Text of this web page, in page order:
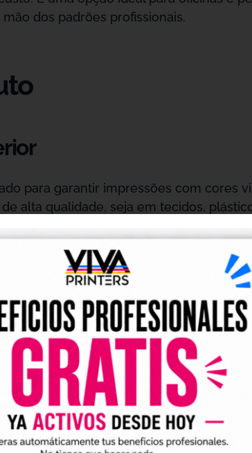
dos padrões profissionais.
para garantir impressões com cores
alta qualidade, seja em tecidos,
até a criação de
de 10 Metros foi desenvolvido para
que as impressões mantenham
para garantir a longevidade dos